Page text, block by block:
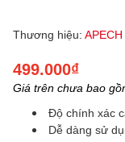
Thương hiệu: APECH
499.000₫
Giá trên chưa bao
Độ chính xác
Dễ dàng sử